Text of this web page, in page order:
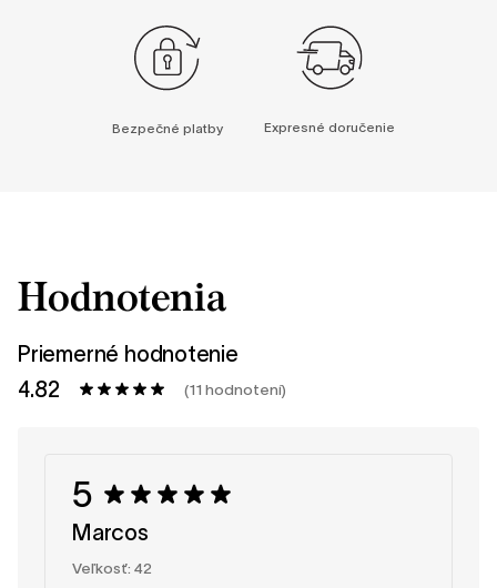
Bezpečné platby Expresné doručenie
Hodnotenia
Priemerné hodnotenie
4.82
(11 hodnotení)
5
Marcos
Veľkosť: 42